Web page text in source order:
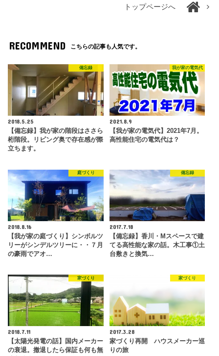
トップページへ
RECOMMEND こちらの記事も人気です。
備忘録
2018.5.25
【備忘録】我が家の階段はささら
桁階段。リビング奥で存在感が際
立ちます。
我が家の電気代
2021.8.9
【我が家の電気代】2021年7月。
高性能住宅の電気代は？
庭づくり
2018.8.16
【我が家の庭づくり】シンボルツ
リーがシンデルツリーに・・７月
の豪雨でアオ…
備忘録
2017.7.18
【備忘録】香川・Mスペースで建
てる高性能な家の話。木工事①土
台敷きと換気…
家づくり
2018.7.11
【太陽光発電の話】国内メーカー
の衰退。撤退したら保証も何も無
家づくり
2017.3.28
家づくり再開 ハウスメーカー巡
りの旅